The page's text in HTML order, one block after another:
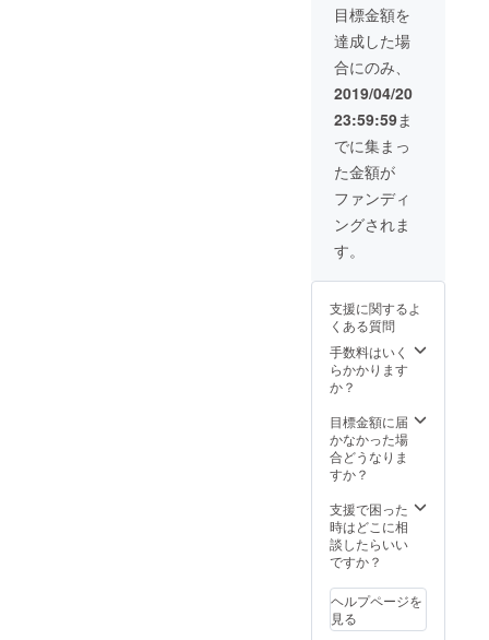
支援
ん、非
公開の
Instagr
amにて
活動内
容も見
ていた
だける
と幸い
です！
一人で
も多く
の方を
ます！
内容を
非公開
の
Instagr
amでみ
写真付
きのハ
ガキで
感謝を
せても
らう
目標金額を
達成した場
合にのみ、
2019/04/20
23:59:59ま
でに集まっ
た金額が
ファンディ
ングされま
す。
支援に関するよ
くある質問
手数料はいく
らかかります
か？
目標金額に届
かなかった場
合どうなりま
すか？
支援で困った
時はどこに相
談したらいい
ですか？
ヘルプページを
見る